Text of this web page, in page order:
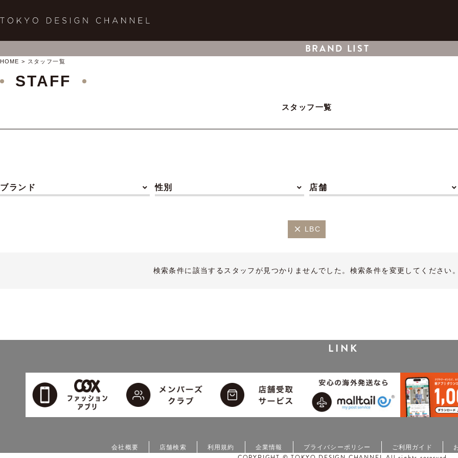
BRAND LIST
HOME スタッフ一覧
STAFF
スタッフ一覧
ブランド 性別 店舗
LBC
検索条件に該当するスタッフが見つかりませんでした。検索条件を変更してください
LINK
会社概要 店舗検索 利用規約 企業情報 プライバシーポリシー ご利用ガイド